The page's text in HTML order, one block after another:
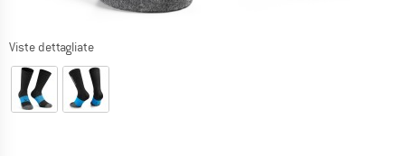
Viste dettagliate